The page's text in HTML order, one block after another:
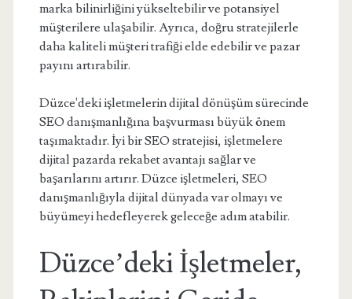
marka bilinirliğini yükseltebilir ve potansiyel
müşterilere ulaşabilir. Ayrıca, doğru stratejilerle
daha kaliteli müşteri trafiği elde edebilir ve pazar
payını artırabilir.
Düzce'deki işletmelerin dijital dönüşüm sürecinde
SEO danışmanlığına başvurması büyük önem
taşımaktadır. İyi bir SEO stratejisi, işletmelere
dijital pazarda rekabet avantajı sağlar ve
başarılarını artırır. Düzce işletmeleri, SEO
danışmanlığıyla dijital dünyada var olmayı ve
büyümeyi hedefleyerek geleceğe adım atabilir.
Düzce’deki İşletmeler,